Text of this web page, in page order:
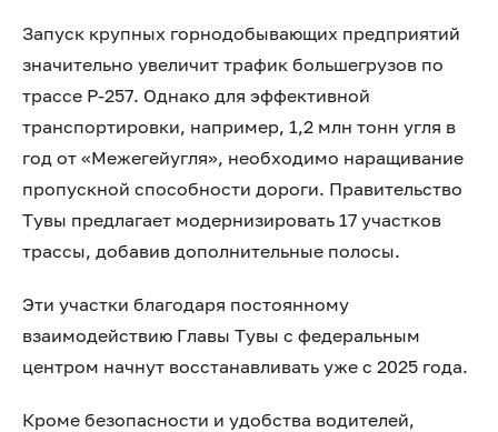
Запуск крупных горнодобывающих предприятий
значительно увеличит трафик большегрузов по
трассе Р-257. Однако для эффективной
транспортировки, например, 1,2 млн тонн угля в
год от «Межегейугля», необходимо наращивание
пропускной способности дороги. Правительство
Тувы предлагает модернизировать 17 участков
трассы, добавив дополнительные полосы.
Эти участки благодаря постоянному
взаимодействию Главы Тувы с федеральным
центром начнут восстанавливать уже с 2025 года.
Кроме безопасности и удобства водителей,